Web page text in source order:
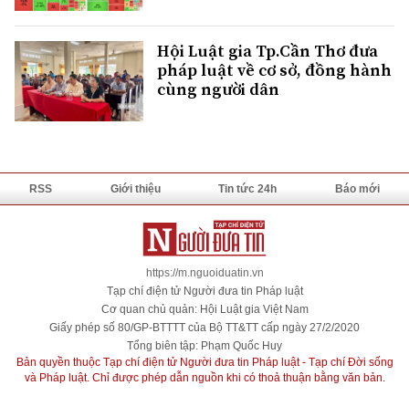
Hội Luật gia Tp.Cần Thơ đưa
pháp luật về cơ sở, đồng hành
cùng người dân
RSS Giới thiệu Tin tức 24h Báo mới
https://m.nguoiduatin.vn
Tạp chí điện tử Người đưa tin Pháp luật
Cơ quan chủ quản: Hội Luật gia Việt Nam
Giấy phép số 80/GP-BTTTT của Bộ TT&TT cấp ngày 27/2/2020
Tổng biên tập: Phạm Quốc Huy
Bản quyền thuộc Tạp chí điện tử Người đưa tin Pháp luật - Tạp chí Đời sống
và Pháp luật. Chỉ được phép dẫn nguồn khi có thoả thuận bằng văn bản.